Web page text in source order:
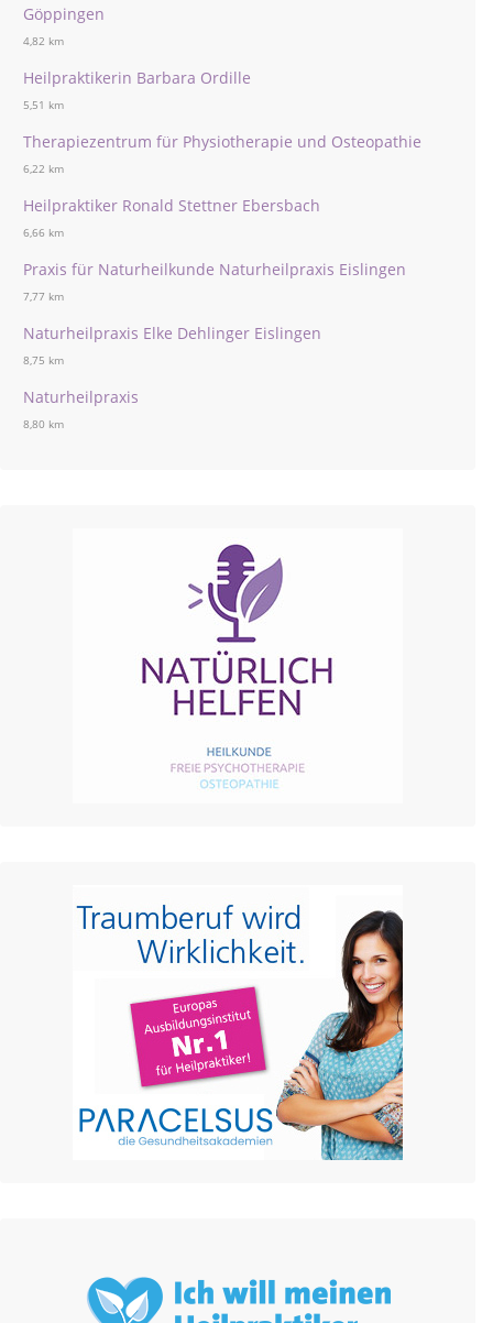
Göppingen
4,82 km
Heilpraktikerin Barbara Ordille
5,51 km
Therapiezentrum für Physiotherapie und Osteopathie
6,22 km
Heilpraktiker Ronald Stettner Ebersbach
6,66 km
Praxis für Naturheilkunde Naturheilpraxis Eislingen
7,77 km
Naturheilpraxis Elke Dehlinger Eislingen
8,75 km
Naturheilpraxis
8,80 km